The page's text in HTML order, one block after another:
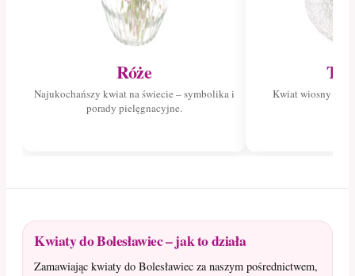
Róże
Najukochańszy kwiat na świecie – symbolika i
porady pielęgnacyjne.
Kwiat wiosny –
Kwiaty do Bolesławiec – jak to działa
Zamawiając kwiaty do Bolesławiec za naszym pośrednictwem,